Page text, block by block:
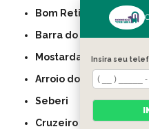
Bom Retiro do Sul
Barra do Ribeiro
Mostardas
Arroio do Tigre
Seberi
Cruzeiro do Sul
Insira seu